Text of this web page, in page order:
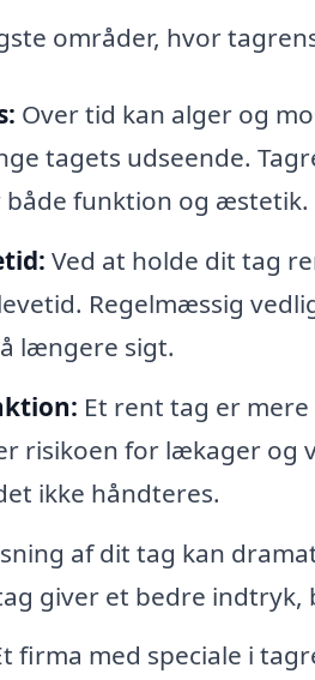
områder, hvor
Over tid kan alger og
tagets udseende.
funktion og æstetik.
Ved at holde dit tag
Regelmæssig
længere sigt.
Et rent tag er
risikoen for lækager og
ikke håndteres.
af dit tag kan
giver et bedre indtryk,
firma med speciale i